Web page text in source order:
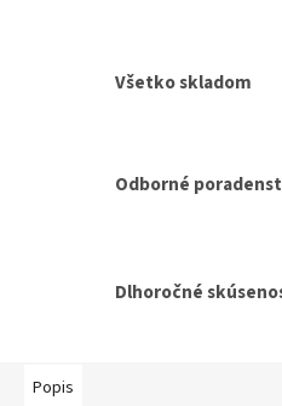
Všetko skladom
Odborné
Dlhoročné
Popis